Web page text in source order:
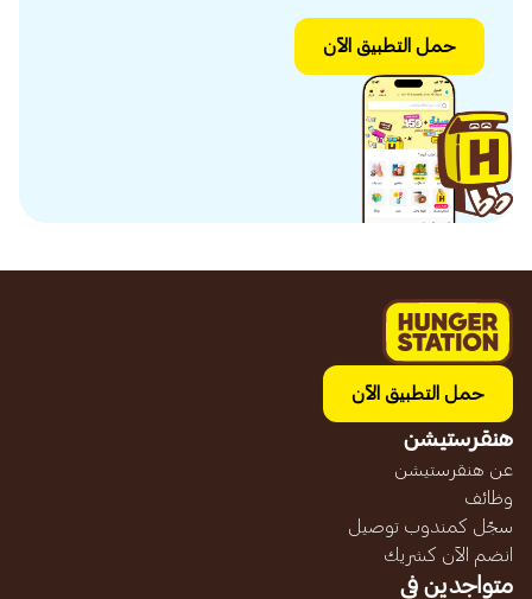
حمل التطبيق الآن
حمل التطبيق الآن
هنقرستيشن
عن هنقرستيشن
وظائف
سجّل كمندوب توصيل
انضم الآن كشريك
متواجدين في